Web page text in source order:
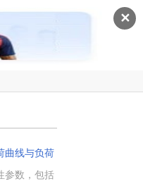
✕
曲线与负荷
参数，包括